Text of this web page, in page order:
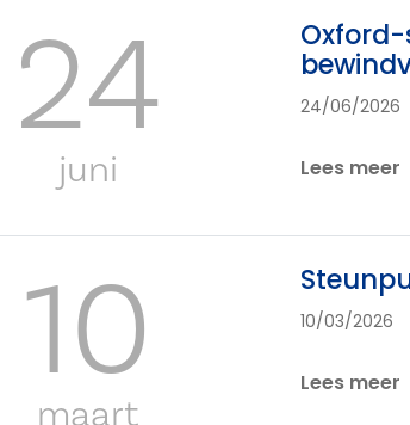
24
juni
24/06/2026
Lees meer
10 10/03/2026
Lees meer